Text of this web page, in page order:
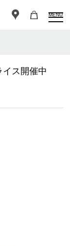
MENU
ス開催中